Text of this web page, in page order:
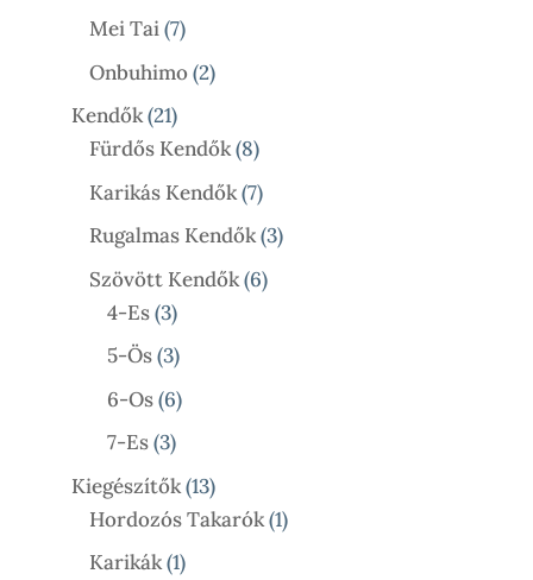
Mei Tai 77
Termék
Onbuhimo 22
Kendők 2121
Termék
Fürdős Kendők 88
Termék
Karikás Kendők 77
Termék
Rugalmas Kendők 33
Szövött Kendők 66
4-Es 33
Termék
5-Ös 33
Termék
6-Os 66
Termék
7-Es 33
Termék
Kiegészítők 1313
Termék
Hordozós Takarók 11
Karikák 11